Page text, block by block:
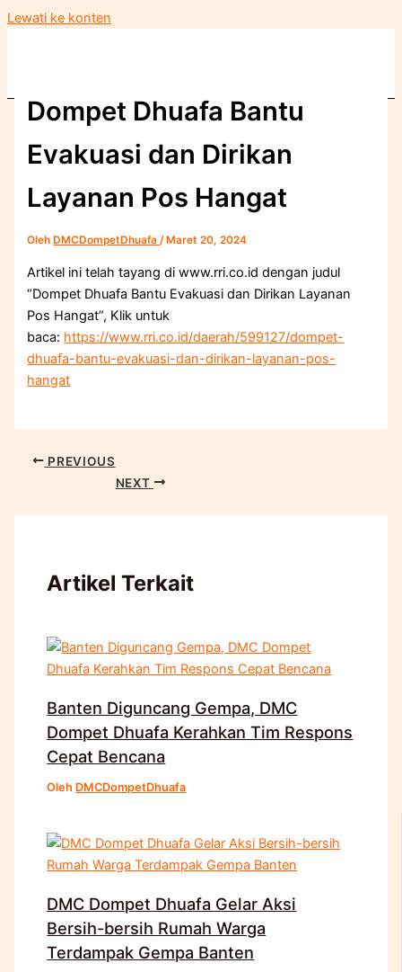
Lewati ke konten
Dompet Dhuafa Bantu
Evakuasi dan Dirikan
Layanan Pos Hangat
Oleh DMCDompetDhuafa/ Maret 20, 2024
Artikel ini telah tayang di www.rri.co.id dengan judul
“Dompet Dhuafa Bantu Evakuasi dan Dirikan Layanan
Pos Hangat”, Klik untuk
baca: https://www.rri.co.id/daerah/599127/dompet-
dhuafa-bantu-evakuasi-dan-dirikan-layanan-pos-
hangat
PREVIOUS
NEXT
Artikel Terkait
Banten Diguncang Gempa, DMC
Dompet Dhuafa Kerahkan Tim Respons
Cepat Bencana
Oleh DMCDompetDhuafa
DMC Dompet Dhuafa Gelar Aksi
Bersih-bersih Rumah Warga
Terdampak Gempa Banten